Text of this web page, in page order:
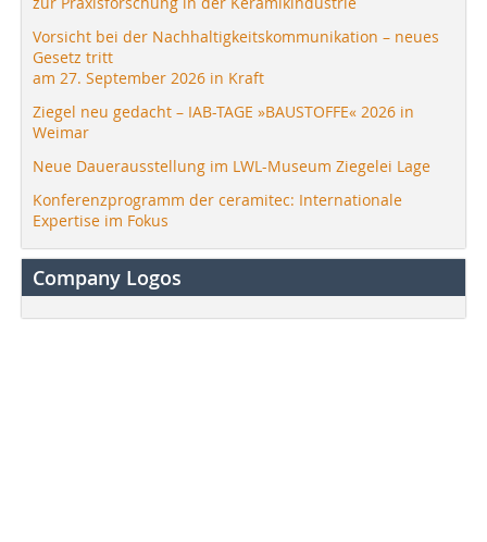
Vorsicht bei der Nachhaltigkeitskommunikation – neues
Gesetz tritt
am 27. September 2026 in Kraft
Ziegel neu gedacht – IAB-TAGE »BAUSTOFFE« 2026 in
Weimar
Neue Dauerausstellung im LWL-Museum Ziegelei Lage
Konferenzprogramm der ceramitec: Internationale
Expertise im Fokus
Company Logos